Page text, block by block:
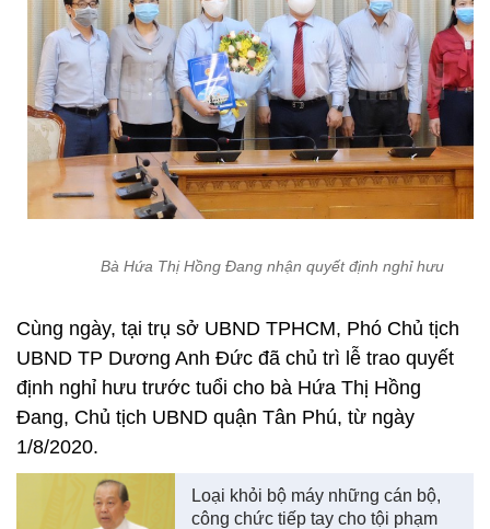
Bà Hứa Thị Hồng Đang nhận quyết định nghỉ hưu
Cùng ngày, tại trụ sở UBND TPHCM, Phó Chủ tịch
UBND TP Dương Anh Đức đã chủ trì lễ trao quyết
định nghỉ hưu trước tuổi cho bà Hứa Thị Hồng
Đang, Chủ tịch UBND quận Tân Phú, từ ngày
1/8/2020.
Loại khỏi bộ máy những cán bộ,
công chức tiếp tay cho tội phạm